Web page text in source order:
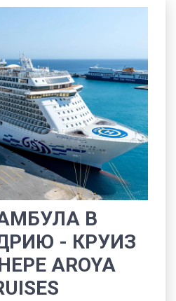
В
- КРУИЗ
AROYA